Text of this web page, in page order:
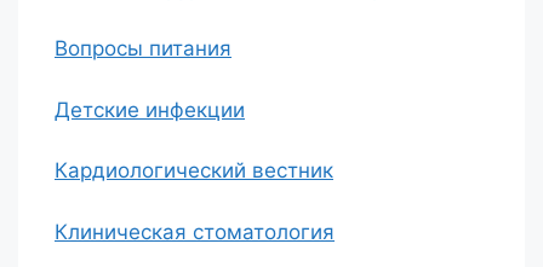
Вопросы питания
Детские инфекции
Кардиологический вестник
Клиническая стоматология